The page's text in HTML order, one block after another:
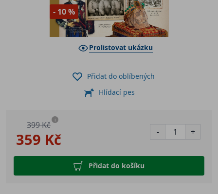
- 10 %
Prolistovat ukázku
359 Kč
399 Kč i
- +
Přidat do košíku
Přidat do oblíbených
Hlídací pes